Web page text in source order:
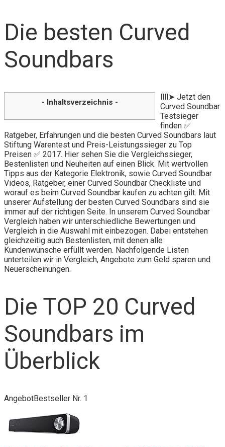
Die besten Curved
Soundbars
- Inhaltsverzeichnis -
llll➤ Jetzt den
Curved Soundbar
Testsieger
finden ✅
Ratgeber, Erfahrungen und die besten Curved Soundbars laut
Stiftung Warentest und Preis-Leistungssieger zu Top
Preisen ✅ 2017. Hier sehen Sie die Vergleichssieger,
Bestenlisten und Neuheiten auf einen Blick. Mit wertvollen
Tipps aus der Kategorie Elektronik, sowie Curved Soundbar
Videos, Ratgeber, einer Curved Soundbar Checkliste und
worauf es beim Curved Soundbar kaufen zu achten gilt. Mit
unserer Aufstellung der besten Curved Soundbars sind sie
immer auf der richtigen Seite. In unserem Curved Soundbar
Vergleich haben wir unterschiedliche Bewertungen und
Vergleich in die Auswahl mit einbezogen. Dabei entstehen
gleichzeitig auch Bestenlisten, mit denen alle
Kundenwünsche erfüllt werden. Nachfolgende Listen
unterteilen wir in Vergleich, Angebote zum Geld sparen und
Neuerscheinungen.
Die TOP 20 Curved
Soundbars im
Überblick
AngebotBestseller Nr. 1